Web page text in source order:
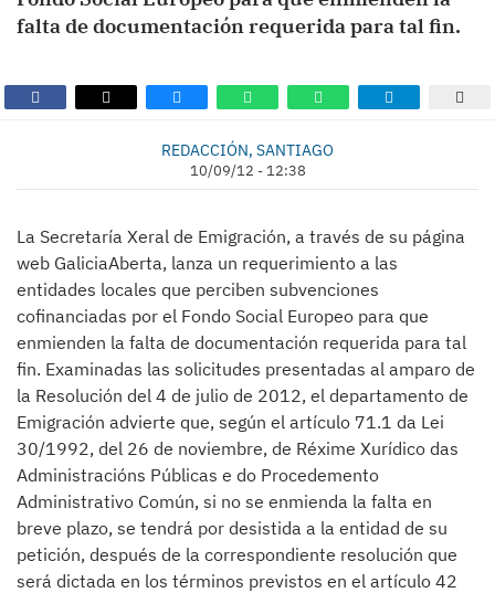
falta de documentación requerida para tal fin.
REDACCIÓN, SANTIAGO
10/09/12 - 12:38
La Secretaría Xeral de Emigración, a través de su página
web GaliciaAberta, lanza un requerimiento a las
entidades locales que perciben subvenciones
cofinanciadas por el Fondo Social Europeo para que
enmienden la falta de documentación requerida para tal
fin. Examinadas las solicitudes presentadas al amparo de
la Resolución del 4 de julio de 2012, el departamento de
Emigración advierte que, según el artículo 71.1 da Lei
30/1992, del 26 de noviembre, de Réxime Xurídico das
Administracións Públicas e do Procedemento
Administrativo Común, si no se enmienda la falta en
breve plazo, se tendrá por desistida a la entidad de su
petición, después de la correspondiente resolución que
será dictada en los términos previstos en el artículo 42